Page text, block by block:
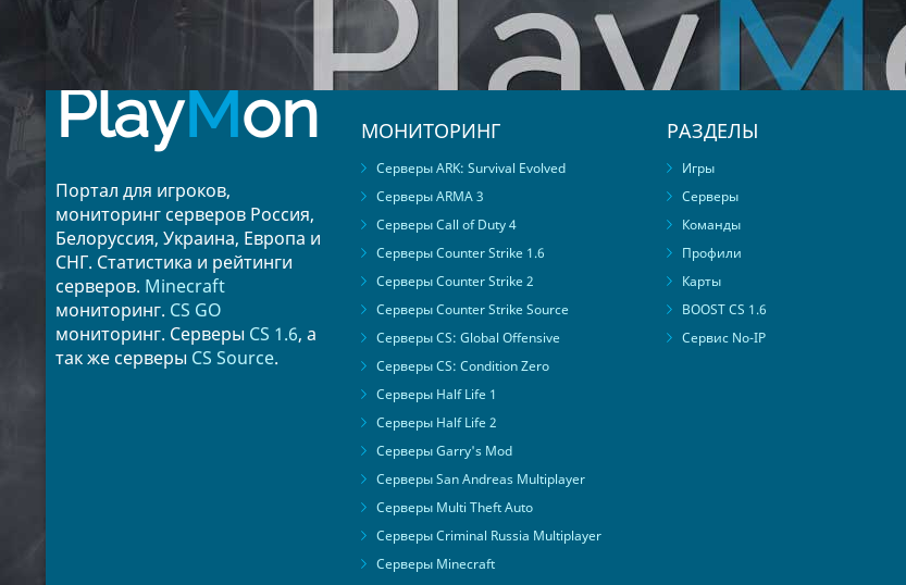
PlayMon
Портал для игроков,
мониторинг серверов Россия,
Белоруссия, Украина, Европа и
СНГ. Статистика и рейтинги
серверов. Minecraft
мониторинг. CS GO
мониторинг. Серверы CS 1.6, а
так же серверы CS Source.
МОНИТОРИНГ
Серверы ARK: Survival Evolved
Серверы ARMA 3
Серверы Call of Duty 4
Серверы Counter Strike 1.6
Серверы Counter Strike 2
Серверы Counter Strike Source
Серверы CS: Global Offensive
Серверы CS: Condition Zero
Серверы Half Life 1
Серверы Half Life 2
Серверы Garry's Mod
Серверы San Andreas Multiplayer
Серверы Multi Theft Auto
Серверы Criminal Russia Multiplayer
Серверы Minecraft
РАЗДЕЛЫ
Игры
Серверы
Команды
Профили
Карты
BOOST CS 1.6
Сервис No-IP